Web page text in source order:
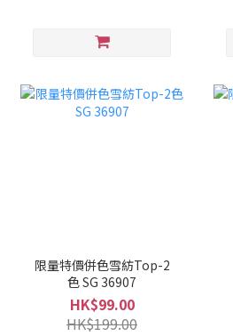
限量特價併色雪紡Top-2
色 SG 36907
HK$99.00
HK$199.00